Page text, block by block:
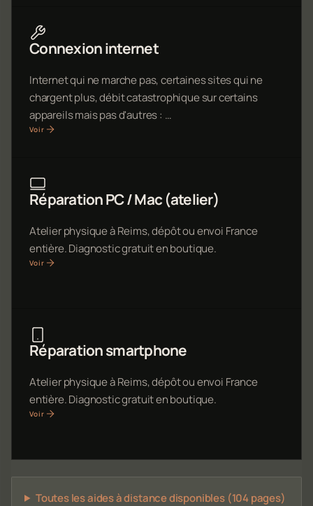
Connexion internet
Internet qui ne marche pas, certaines sites qui ne
chargent plus, débit catastrophique sur certains
appareils mais pas d'autres : …
Voir
Réparation PC / Mac (atelier)
Atelier physique à Reims, dépôt ou envoi France
entière. Diagnostic gratuit en boutique.
Voir
Réparation smartphone
Atelier physique à Reims, dépôt ou envoi France
entière. Diagnostic gratuit en boutique.
Voir
Toutes les aides à distance disponibles (104 pages)